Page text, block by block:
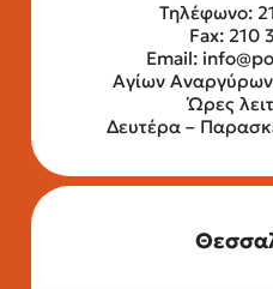
Τηλέφωνο:
Fax: 210
Email:
Αγίων
Ώρες
Δευτέρα –